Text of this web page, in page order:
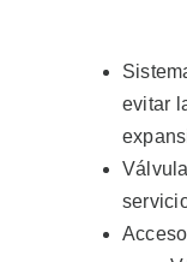
evitar